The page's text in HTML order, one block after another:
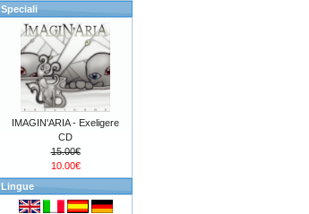
Speciali
IMAGIN'ARIA - Exeligere
CD
15.00€
10.00€
Lingue